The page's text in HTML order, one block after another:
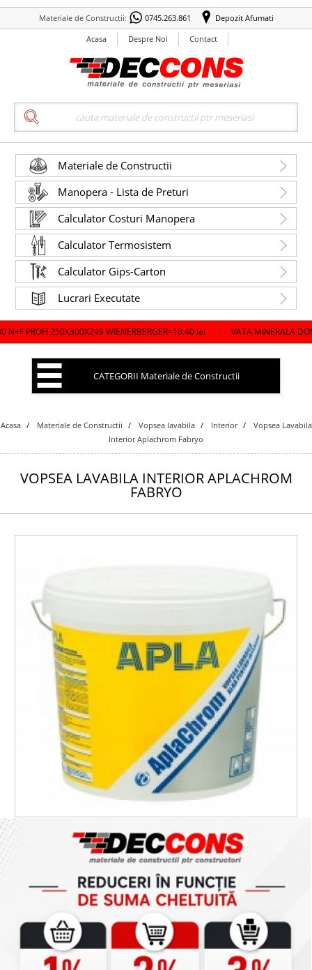
Materiale de Constructii: 0745.263.861
Depozit Afumati
Acasa
Despre Noi Contact
Search
Materiale de Constructii
Manopera - Lista de Preturi
Calculator Costuri Manopera
Calculator Termosistem
Calculator Gips-Carton
Lucrari Executate
WIENERBERGER=10.40 lei/VATA MINERALA DOMO TWIN 10/
CATEGORII Materiale de Constructii
Acasa Materiale de Constructii Vopsea lavabila Interior
Vopsea Lavabila
Interior Aplachrom Fabryo
VOPSEA LAVABILA INTERIOR APLACHROM
FABRYO